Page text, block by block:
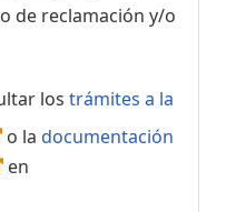
de reclamación y/o
los trámites a la
o la documentación
en